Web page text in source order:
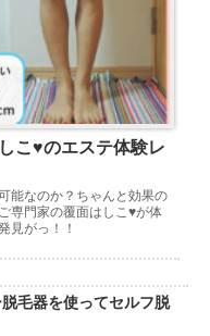
こ♥のエステ体験レ
能なのか？ちゃんと効果の
専門家の覆面はしこ♥が体
見がっ！！
毛器を使ってセルフ脱